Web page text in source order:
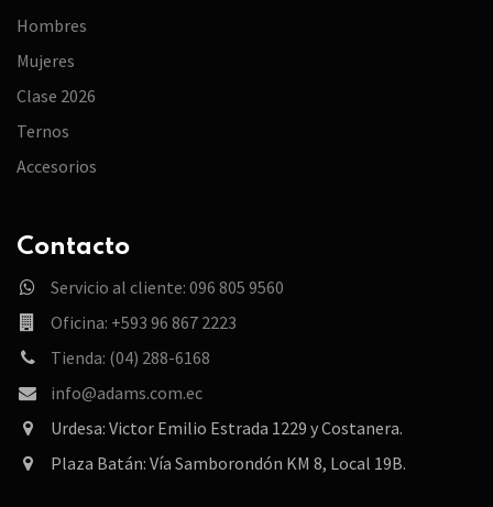
Hombres
Mujeres
Clase 2026
Ternos
Accesorios
Contacto
Servicio al cliente: 096 805 9560
Oficina: +593 96 867 2223
Tienda: (04) 288-6168
info@adams.com.ec
Urdesa: Victor Emilio Estrada 1229 y Costanera.
Plaza Batán: Vía Samborondón KM 8, Local 19B.